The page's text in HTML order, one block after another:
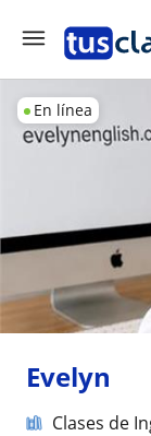
En línea
Evelyn
Clases de